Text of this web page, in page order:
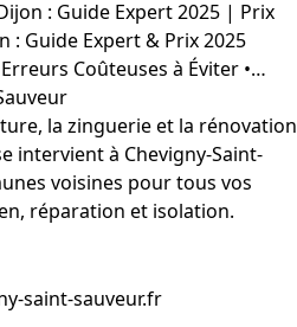
: Guide Expert 2025 | Prix
: Guide Expert & Prix 2025
Coûteuses à Éviter •…
la zinguerie et la rénovation
intervient à Chevigny-Saint-
voisines pour tous vos
réparation et isolation.
saint-sauveur.fr